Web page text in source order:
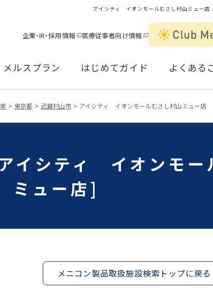
アイシティ イオンモールむさし村山ミュー店
企業・IR・採用情報 医療従事者向け情報
メルスプラン はじめてガイド よくある
東京都 武蔵村山市 アイシティ イオンモールむさし村山ミュー店
イシティ イオンモー
ミュー店]
メニコン製品取扱施設検索トップに戻る